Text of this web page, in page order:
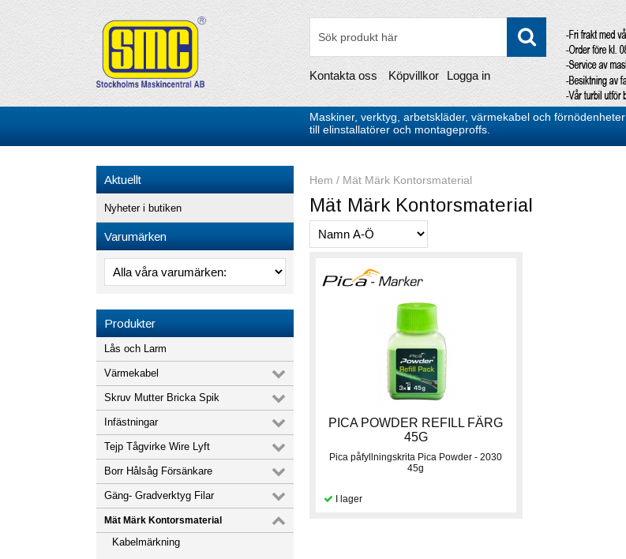
Kontakta oss Köpvillkor Logga in
Maskiner, verktyg, arbetskläder, värmekabel och förnödenheter
till elinstallatörer och montageproffs.
Aktuellt
Nyheter i butiken
Varumärken
Produkter
Lås och Larm
Värmekabel
Skruv Mutter Bricka Spik
Infästningar
Tejp Tågvirke Wire Lyft
Borr Hålsåg Försänkare
Gäng- Gradverktyg Filar
Mät Märk Kontorsmaterial
Kabelmärkning
Hem / Mät Märk Kontorsmaterial
Mät Märk Kontorsmaterial
PICA POWDER REFILL FÄRG
45G
Pica påfyllningskrita Pica Powder - 2030
45g